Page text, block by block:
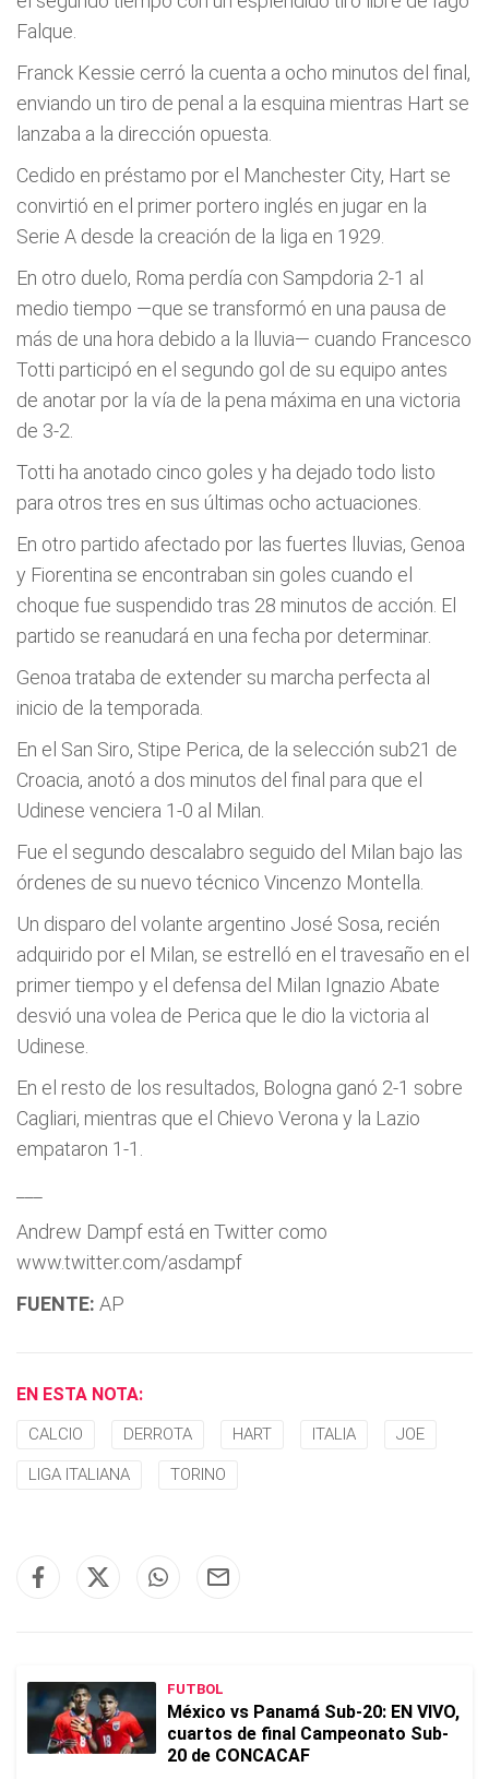
Falque.
Franck Kessie cerró la cuenta a ocho minutos del final,
enviando un tiro de penal a la esquina mientras Hart se
lanzaba a la dirección opuesta.
Cedido en préstamo por el Manchester City, Hart se
convirtió en el primer portero inglés en jugar en la
Serie A desde la creación de la liga en 1929.
En otro duelo, Roma perdía con Sampdoria 2-1 al
medio tiempo —que se transformó en una pausa de
más de una hora debido a la lluvia— cuando Francesco
Totti participó en el segundo gol de su equipo antes
de anotar por la vía de la pena máxima en una victoria
de 3-2.
Totti ha anotado cinco goles y ha dejado todo listo
para otros tres en sus últimas ocho actuaciones.
En otro partido afectado por las fuertes lluvias, Genoa
y Fiorentina se encontraban sin goles cuando el
choque fue suspendido tras 28 minutos de acción. El
partido se reanudará en una fecha por determinar.
Genoa trataba de extender su marcha perfecta al
inicio de la temporada.
En el San Siro, Stipe Perica, de la selección sub21 de
Croacia, anotó a dos minutos del final para que el
Udinese venciera 1-0 al Milan.
Fue el segundo descalabro seguido del Milan bajo las
órdenes de su nuevo técnico Vincenzo Montella.
Un disparo del volante argentino José Sosa, recién
adquirido por el Milan, se estrelló en el travesaño en el
primer tiempo y el defensa del Milan Ignazio Abate
desvió una volea de Perica que le dio la victoria al
Udinese.
En el resto de los resultados, Bologna ganó 2-1 sobre
Cagliari, mientras que el Chievo Verona y la Lazio
empataron 1-1.
Andrew Dampf está en Twitter como
www.twitter.com/asdampf
FUENTE: AP
EN ESTA NOTA:
CALCIO DERROTA HART ITALIA JOE
LIGA ITALIANA TORINO
FUTBOL
México vs Panamá Sub-20: EN VIVO,
cuartos de final Campeonato Sub-
20 de CONCACAF